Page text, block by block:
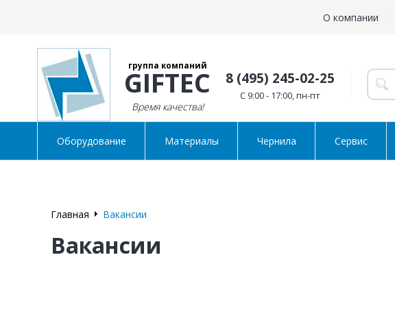
О компании
группа компаний
GIFTEC
Время качества!
8 (495) 245-02-25
C 9:00 - 17:00, пн-пт
Оборудование Материалы Чернила Сервис
Главная Вакансии
Вакансии